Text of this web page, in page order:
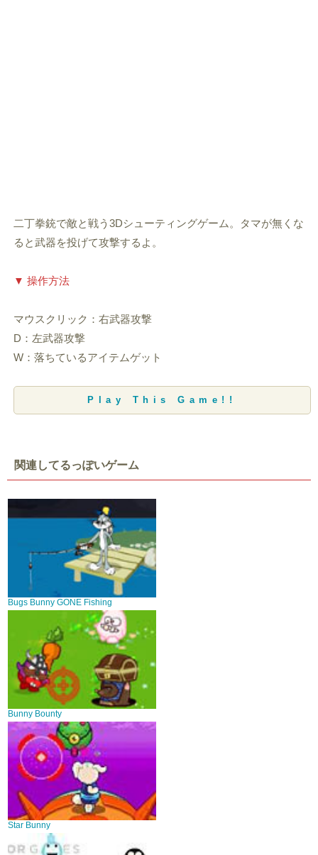
二丁拳銃で敵と戦う3Dシューティングゲーム。タマが無くな
ると武器を投げて攻撃するよ。
▼ 操作方法
マウスクリック：右武器攻撃
D：左武器攻撃
W：落ちているアイテムゲット
Play This Game!!
関連してるっぽいゲーム
Bugs Bunny GONE Fishing
Bunny Bounty
Star Bunny